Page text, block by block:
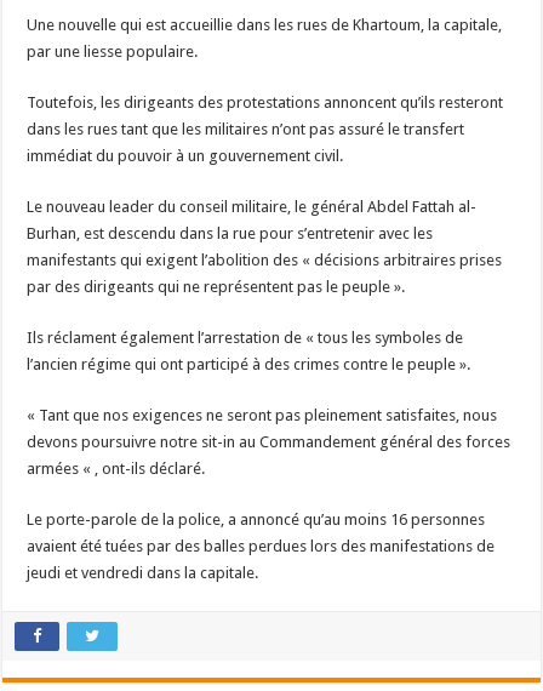
Une nouvelle qui est accueillie dans les rues de Khartoum, la capitale,
par une liesse populaire.
Toutefois, les dirigeants des protestations annoncent qu’ils resteront
dans les rues tant que les militaires n’ont pas assuré le transfert
immédiat du pouvoir à un gouvernement civil.
Le nouveau leader du conseil militaire, le général Abdel Fattah al-
Burhan, est descendu dans la rue pour s’entretenir avec les
manifestants qui exigent l’abolition des « décisions arbitraires prises
par des dirigeants qui ne représentent pas le peuple ».
Ils réclament également l’arrestation de « tous les symboles de
l’ancien régime qui ont participé à des crimes contre le peuple ».
« Tant que nos exigences ne seront pas pleinement satisfaites, nous
devons poursuivre notre sit-in au Commandement général des forces
armées « , ont-ils déclaré.
Le porte-parole de la police, a annoncé qu’au moins 16 personnes
avaient été tuées par des balles perdues lors des manifestations de
jeudi et vendredi dans la capitale.